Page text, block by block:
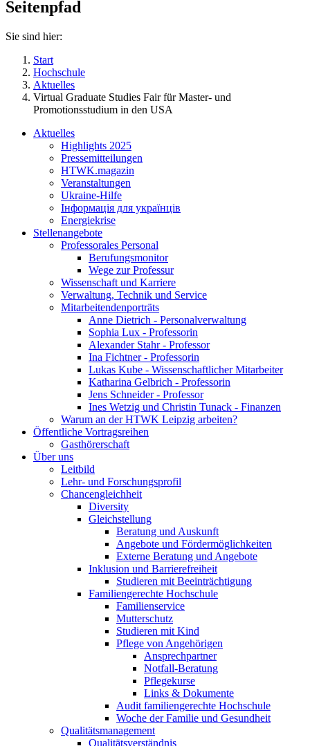
Seitenpfad
Sie sind hier:
Start
Hochschule
Aktuelles
Virtual Graduate Studies Fair für Master- und
Promotionsstudium in den USA
Aktuelles
Highlights 2025
Pressemitteilungen
HTWK.magazin
Veranstaltungen
Ukraine-Hilfe
Інформація для українців
Energiekrise
Stellenangebote
Professorales Personal
Berufungsmonitor
Wege zur Professur
Wissenschaft und Karriere
Verwaltung, Technik und Service
Mitarbeitendenporträts
Anne Dietrich - Personalverwaltung
Sophia Lux - Professorin
Alexander Stahr - Professor
Ina Fichtner - Professorin
Lukas Kube - Wissenschaftlicher Mitarbeiter
Katharina Gelbrich - Professorin
Jens Schneider - Professor
Ines Wetzig und Christin Tunack - Finanzen
Warum an der HTWK Leipzig arbeiten?
Öffentliche Vortragsreihen
Gasthörerschaft
Über uns
Leitbild
Lehr- und Forschungsprofil
Chancengleichheit
Diversity
Gleichstellung
Beratung und Auskunft
Angebote und Fördermöglichkeiten
Externe Beratung und Angebote
Inklusion und Barrierefreiheit
Studieren mit Beeinträchtigung
Familiengerechte Hochschule
Familienservice
Mutterschutz
Studieren mit Kind
Pflege von Angehörigen
Ansprechpartner
Notfall-Beratung
Pflegekurse
Links & Dokumente
Audit familiengerechte Hochschule
Woche der Familie und Gesundheit
Qualitätsmanagement
Qualitätsverständnis